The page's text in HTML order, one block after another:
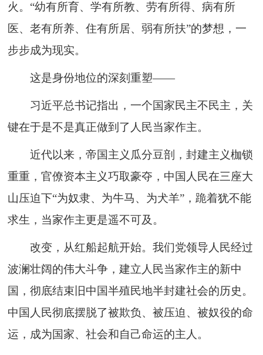
火。“幼有所育、学有所教、劳有所得、病有所
医、老有所养、住有所居、弱有所扶”的梦想，一
步步成为现实。
这是身份地位的深刻重塑——
习近平总书记指出，一个国家民主不民主，关
键在于是不是真正做到了人民当家作主。
近代以来，帝国主义瓜分豆剖，封建主义枷锁
重重，官僚资本主义巧取豪夺，中国人民在三座大
山压迫下“为奴隶、为牛马、为犬羊”，跪着犹不能
求生，当家作主更是遥不可及。
改变，从红船起航开始。我们党领导人民经过
波澜壮阔的伟大斗争，建立人民当家作主的新中
国，彻底结束旧中国半殖民地半封建社会的历史。
中国人民彻底摆脱了被欺负、被压迫、被奴役的命
运，成为国家、社会和自己命运的主人。